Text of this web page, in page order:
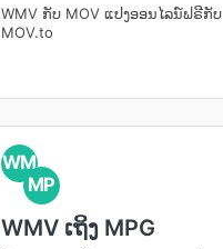
WMV ກັບ MOV ແປງອອນໄລນ໌ຟຣີກັບ
MOV.to
WM
MP
WMV ເຖິງ MPG